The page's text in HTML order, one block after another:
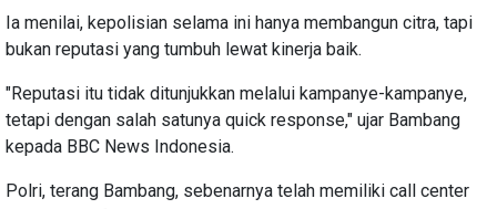
Ia menilai, kepolisian selama ini hanya membangun citra, tapi
bukan reputasi yang tumbuh lewat kinerja baik.
"Reputasi itu tidak ditunjukkan melalui kampanye-kampanye,
tetapi dengan salah satunya quick response," ujar Bambang
kepada BBC News Indonesia.
Polri, terang Bambang, sebenarnya telah memiliki call center